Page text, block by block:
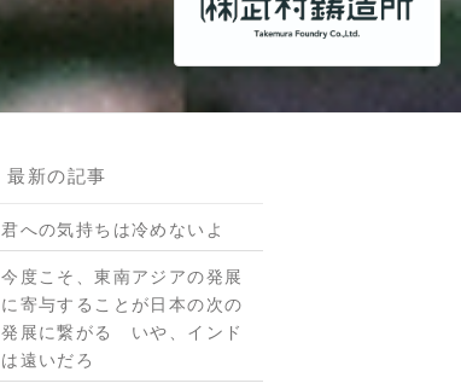
最新の記事
君への気持ちは冷めないよ
今度こそ、東南アジアの発展
に寄与することが日本の次の
発展に繋がる いや、インド
は遠いだろ